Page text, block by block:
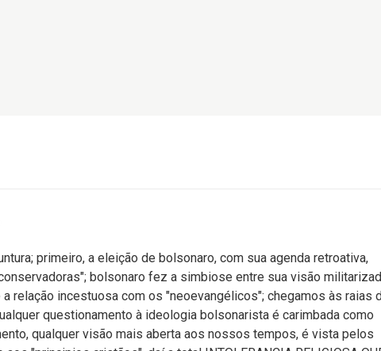
primeiro, a eleição de bolsonaro, com sua agenda retroativa,
bolsonaro fez a simbiose entre sua visão
relação incestuosa com os "neoevangélicos"; chegamos às raias
questionamento à ideologia bolsonarista é carimbada como
qualquer visão mais aberta aos nossos tempos, é vista pelos